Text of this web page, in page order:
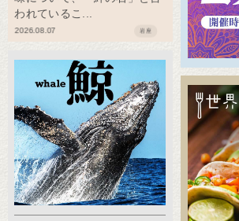
われているこ...
2026.08.07 岩座